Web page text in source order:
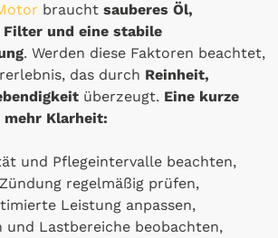
braucht sauberes Öl,
und eine stabile
. Werden diese Faktoren beachtet,
das durch Reinheit,
überzeugt. Eine kurze
Klarheit:
und Pflegeintervalle beachten,
regelmäßig prüfen,
Leistung anpassen,
und Lastbereiche beobachten,